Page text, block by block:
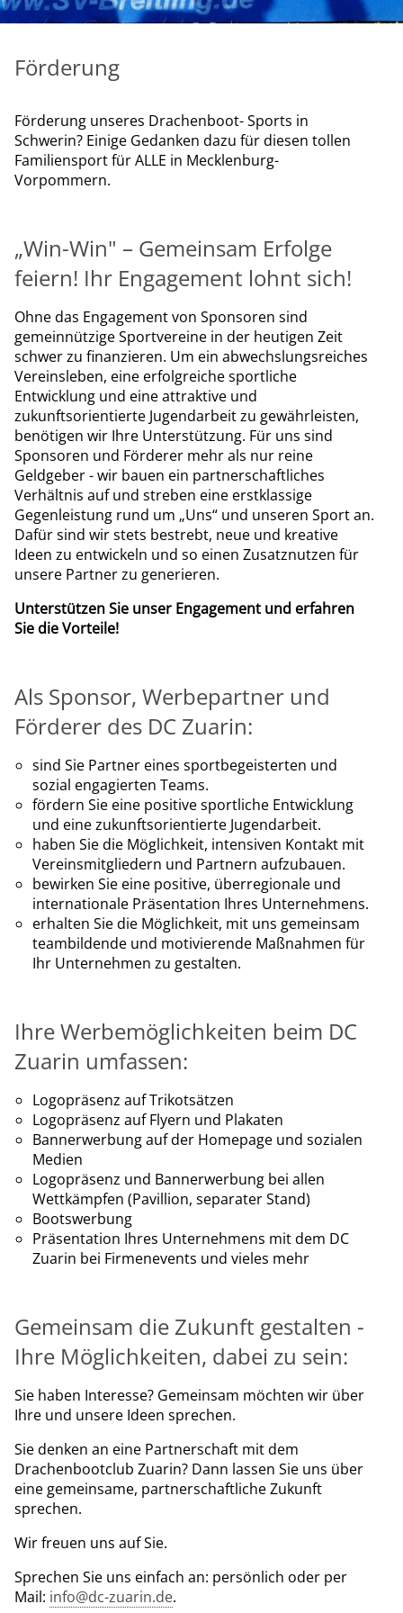
Förderung
Förderung unseres Drachenboot- Sports in
Schwerin? Einige Gedanken dazu für diesen tollen
Familiensport für ALLE in Mecklenburg-
Vorpommern.
„Win-Win" – Gemeinsam Erfolge
feiern! Ihr Engagement lohnt sich!
Ohne das Engagement von Sponsoren sind
gemeinnützige Sportvereine in der heutigen Zeit
schwer zu finanzieren. Um ein abwechslungsreiches
Vereinsleben, eine erfolgreiche sportliche
Entwicklung und eine attraktive und
zukunftsorientierte Jugendarbeit zu gewährleisten,
benötigen wir Ihre Unterstützung. Für uns sind
Sponsoren und Förderer mehr als nur reine
Geldgeber - wir bauen ein partnerschaftliches
Verhältnis auf und streben eine erstklassige
Gegenleistung rund um „Uns“ und unseren Sport an.
Dafür sind wir stets bestrebt, neue und kreative
Ideen zu entwickeln und so einen Zusatznutzen für
unsere Partner zu generieren.
Unterstützen Sie unser Engagement und erfahren
Sie die Vorteile!
Als Sponsor, Werbepartner und
Förderer des DC Zuarin:
sind Sie Partner eines sportbegeisterten und
sozial engagierten Teams.
fördern Sie eine positive sportliche Entwicklung
und eine zukunftsorientierte Jugendarbeit.
haben Sie die Möglichkeit, intensiven Kontakt mit
Vereinsmitgliedern und Partnern aufzubauen.
bewirken Sie eine positive, überregionale und
internationale Präsentation Ihres Unternehmens.
erhalten Sie die Möglichkeit, mit uns gemeinsam
teambildende und motivierende Maßnahmen für
Ihr Unternehmen zu gestalten.
Ihre Werbemöglichkeiten beim DC
Zuarin umfassen:
Logopräsenz auf Trikotsätzen
Logopräsenz auf Flyern und Plakaten
Bannerwerbung auf der Homepage und sozialen
Medien
Logopräsenz und Bannerwerbung bei allen
Wettkämpfen (Pavillion, separater Stand)
Bootswerbung
Präsentation Ihres Unternehmens mit dem DC
Zuarin bei Firmenevents und vieles mehr
Gemeinsam die Zukunft gestalten -
Ihre Möglichkeiten, dabei zu sein:
Sie haben Interesse? Gemeinsam möchten wir über
Ihre und unsere Ideen sprechen.
Sie denken an eine Partnerschaft mit dem
Drachenbootclub Zuarin? Dann lassen Sie uns über
eine gemeinsame, partnerschaftliche Zukunft
sprechen.
Wir freuen uns auf Sie.
Sprechen Sie uns einfach an: persönlich oder per
Mail: info@dc-zuarin.de.